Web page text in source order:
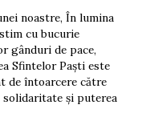
noastre, În lumina
cu bucurie
gânduri de pace,
Sfintelor Paști este
de întoarcere către
solidaritate și puterea